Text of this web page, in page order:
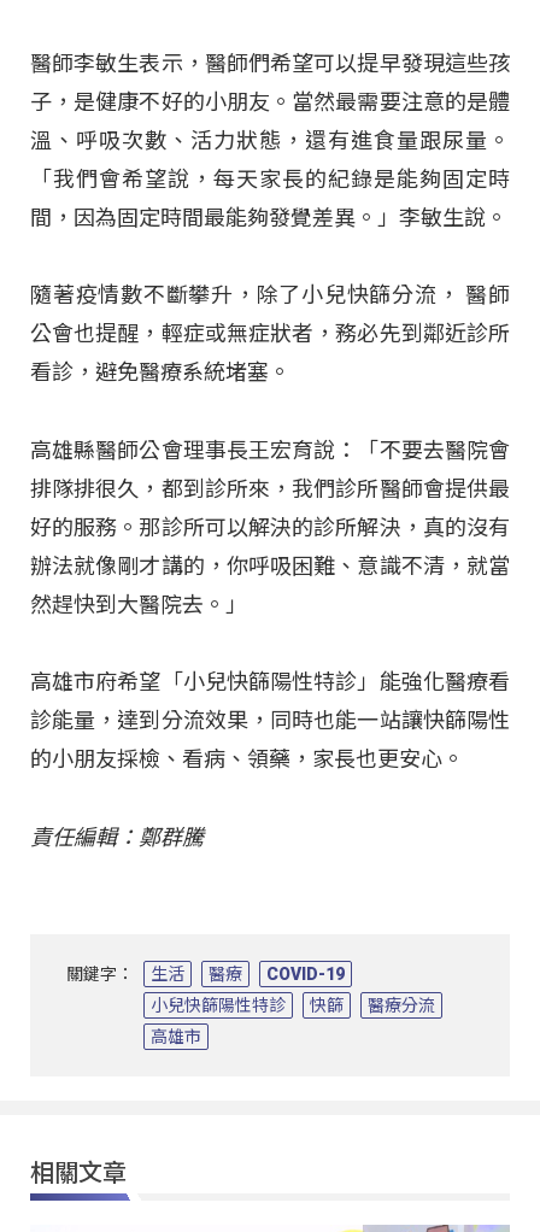
醫師李敏生表示，醫師們希望可以提早發現這些孩
子，是健康不好的小朋友。當然最需要注意的是體
溫、呼吸次數、活力狀態，還有進食量跟尿量。
「我們會希望說，每天家長的紀錄是能夠固定時
間，因為固定時間最能夠發覺差異。」李敏生說。
隨著疫情數不斷攀升，除了小兒快篩分流， 醫師
公會也提醒，輕症或無症狀者，務必先到鄰近診所
看診，避免醫療系統堵塞。
高雄縣醫師公會理事長王宏育說：「不要去醫院會
排隊排很久，都到診所來，我們診所醫師會提供最
好的服務。那診所可以解決的診所解決，真的沒有
辦法就像剛才講的，你呼吸困難、意識不清，就當
然趕快到大醫院去。」
高雄市府希望「小兒快篩陽性特診」能強化醫療看
診能量，達到分流效果，同時也能一站讓快篩陽性
的小朋友採檢、看病、領藥，家長也更安心。
責任編輯：鄭群騰
關鍵字： 生活 醫療
COVID-19
小兒快篩陽性特診
快篩
醫療分流
高雄市
相關文章